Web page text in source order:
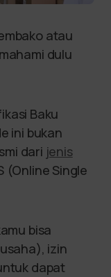
atau
dulu
Baku
ini bukan
dari jenis
(Online Single
bisa
izin
dapat